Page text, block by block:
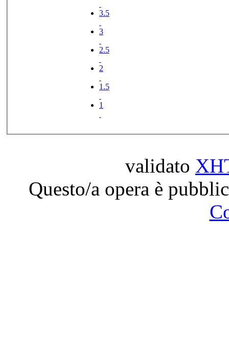
3.5
3
2.5
2
1.5
1
validato
Questo/a opera è